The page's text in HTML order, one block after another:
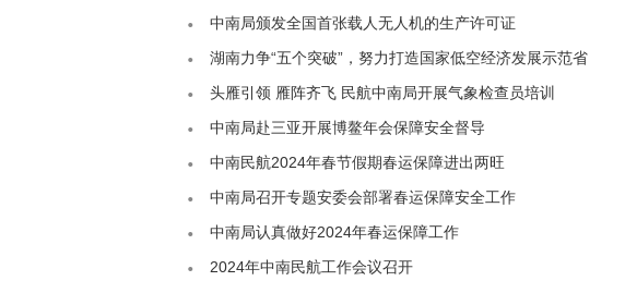
中南局颁发全国首张载人无人机的生产许可证
湖南力争“五个突破”，努力打造国家低空经济发展示范省
头雁引领 雁阵齐飞 民航中南局开展气象检查员培训
中南局赴三亚开展博鳌年会保障安全督导
中南民航2024年春节假期春运保障进出两旺
中南局召开专题安委会部署春运保障安全工作
中南局认真做好2024年春运保障工作
2024年中南民航工作会议召开